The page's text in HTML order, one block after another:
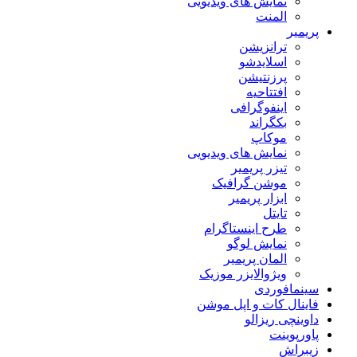
المنت
پریمیر
ترانزیشن
اسلایدشو
پرزنتیشن
افتتاحیه
اینفوگرافی
بکگراند
موکاپ
نمایش های ویدیویی
تیزر پریمیر
موشن گرافیک
ابزار پریمیر
تایتل
طرح اینستاگرام
نمایش لوگو
المان پریمیر
ویژوالایزر موزیک
سینمافوردی
فاینال کات و اپل موشن
داوینچی ریزالو
پاورپوینت
زیبراش